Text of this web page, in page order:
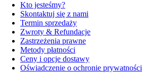
Kto jesteśmy?
Skontaktuj się z nami
Termin sprzedaży
Zwroty & Refundacje
Zastrzeżenia prawne
Metody płatności
Ceny i opcje dostawy
Oświadczenie o ochronie prywatności